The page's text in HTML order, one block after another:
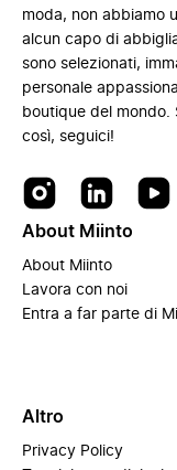
moda, non abbiamo
alcun capo di
sono selezionati,
personale
boutique del mondo.
così, seguici!
About Miinto
About Miinto
Lavora con noi
Entra a far parte di
Altro
Privacy Policy